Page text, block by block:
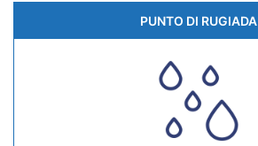
PUNTO DI RUGIADA